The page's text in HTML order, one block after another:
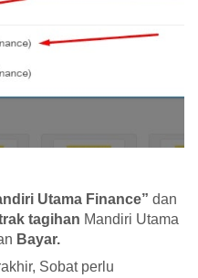
Utama Finance” dan
tagihan Mandiri Utama
Bayar.
Sobat perlu